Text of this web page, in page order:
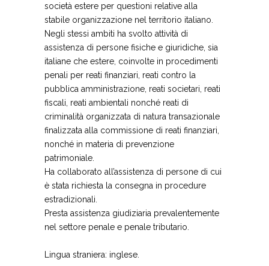
società estere per questioni relative alla
stabile organizzazione nel territorio italiano.
Negli stessi ambiti ha svolto attività di
assistenza di persone fisiche e giuridiche, sia
italiane che estere, coinvolte in procedimenti
penali per reati finanziari, reati contro la
pubblica amministrazione, reati societari, reati
fiscali, reati ambientali nonché reati di
criminalità organizzata di natura transazionale
finalizzata alla commissione di reati finanziari,
nonché in materia di prevenzione
patrimoniale.
Ha collaborato all’assistenza di persone di cui
è stata richiesta la consegna in procedure
estradizionali.
Presta assistenza giudiziaria prevalentemente
nel settore penale e penale tributario.
Lingua straniera: inglese.